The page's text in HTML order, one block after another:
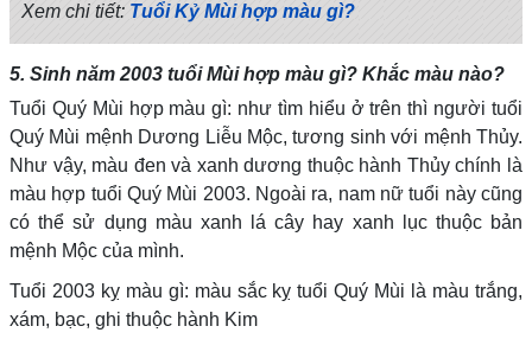
Xem chi tiết: Tuổi Kỷ Mùi hợp màu gì?
5. Sinh năm 2003 tuổi Mùi hợp màu gì? Khắc màu nào?
Tuổi Quý Mùi hợp màu gì: như tìm hiểu ở trên thì người tuổi
Quý Mùi mệnh Dương Liễu Mộc, tương sinh với mệnh Thủy.
Như vậy, màu đen và xanh dương thuộc hành Thủy chính là
màu hợp tuổi Quý Mùi 2003. Ngoài ra, nam nữ tuổi này cũng
có thể sử dụng màu xanh lá cây hay xanh lục thuộc bản
mệnh Mộc của mình.
Tuổi 2003 kỵ màu gì: màu sắc kỵ tuổi Quý Mùi là màu trắng,
xám, bạc, ghi thuộc hành Kim